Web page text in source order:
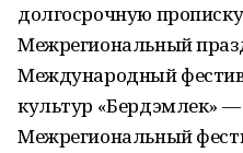
долгосрочную
Межрегиональный
Международный
культур «Бердэмлек» —
Межрегиональный